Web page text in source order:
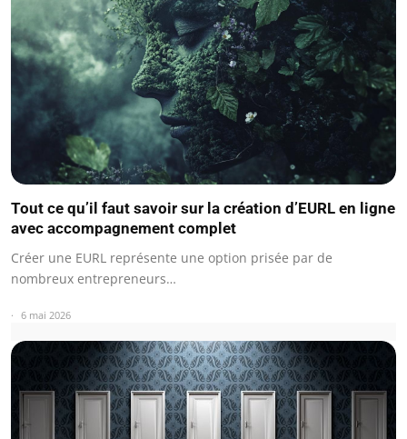
Tout ce qu’il faut savoir sur la création d’EURL en ligne
avec accompagnement complet
Créer une EURL représente une option prisée par de
nombreux entrepreneurs…
6 mai 2026